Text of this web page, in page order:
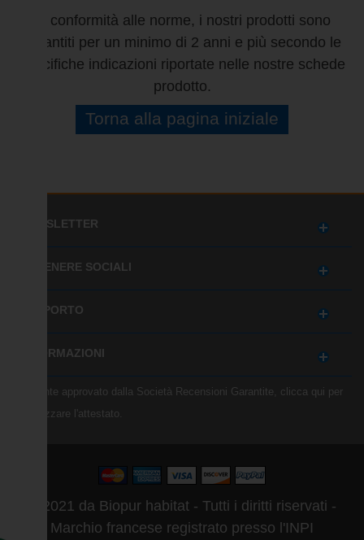
In conformità alle norme, i nostri prodotti sono
garantiti per un minimo di 2 anni e più secondo le
specifiche indicazioni riportate nelle nostre schede
prodotto.
Torna alla pagina iniziale
NEWSLETTER
OTTENERE SOCIALI
SUPPORTO
INFORMAZIONI
Mercante approvato dalla Società Recensioni Garantite, clicca qui per
visualizzare l'attestato
© 2021 da Biopur habitat - Tutti i diritti riservati -
Marchio francese registrato presso l'INPI